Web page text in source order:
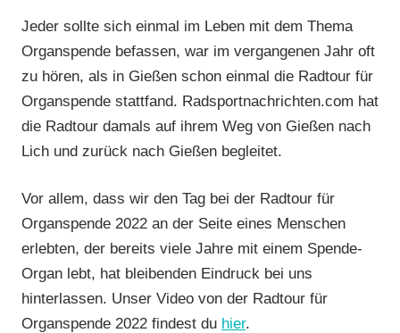
Jeder sollte sich einmal im Leben mit dem Thema
Organspende befassen, war im vergangenen Jahr oft
zu hören, als in Gießen schon einmal die Radtour für
Organspende stattfand. Radsportnachrichten.com hat
die Radtour damals auf ihrem Weg von Gießen nach
Lich und zurück nach Gießen begleitet.
Vor allem, dass wir den Tag bei der Radtour für
Organspende 2022 an der Seite eines Menschen
erlebten, der bereits viele Jahre mit einem Spende-
Organ lebt, hat bleibenden Eindruck bei uns
hinterlassen. Unser Video von der Radtour für
Organspende 2022 findest du hier.